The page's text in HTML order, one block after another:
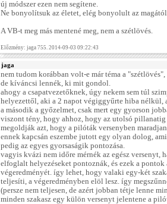
új módszer ezen nem segítene.
Ne bonyolítsuk az életet, elég bonyolult az
A VB-t meg más mentené meg, nem a szétlövés.
Előzmény: jaga 755. 2014-09-03 09:22:43
jaga
nem tudom korábban volt-e már téma a
de kíváncsi lennék, ki mit gondol.
ahogy a csapatvezetőknek, úgy nekem sem túl
helyezettől, aki a 2 napot végiggyűrte hiba nélkül,
a második a győzelmet, csak mert egy gyorson
viszont tény, hogy ahhoz, hogy az utolsó
megoldják azt, hogy a pilóták versenyben
ennek kapcsán eszembe jutott egy olyan dolog,
pedig az egyes gyorsaságik pontozása.
vagyis kvázi nem időre mérnék az egész versenyt,
elfoglalt helyezéseket pontoznák, és ezek a pontok
végeredményét. így lehet, hogy valaki egy-két
teljesíti, a végeredményben elöl lesz. így
(persze nem teljesen, de azért jobban tétje lenne
minden szakasz egy külön versenyt jelentene a